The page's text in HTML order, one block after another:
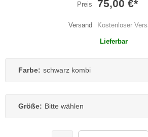
Preis 75,00 €*
Versand Kostenloser
Lieferbar
Farbe: schwarz kombi
Größe: Bitte wählen